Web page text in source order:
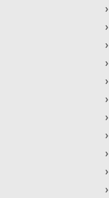
›
›
›
›
›
›
›
›
›
›
›